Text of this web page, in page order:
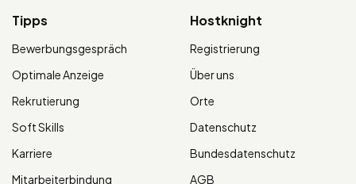
Tipps
Bewerbungsgespräch
Optimale Anzeige
Rekrutierung
Soft Skills
Karriere
Mitarbeiterbindung
Hostknight
Registrierung
Über uns
Orte
Datenschutz
Bundesdatenschutz
AGB